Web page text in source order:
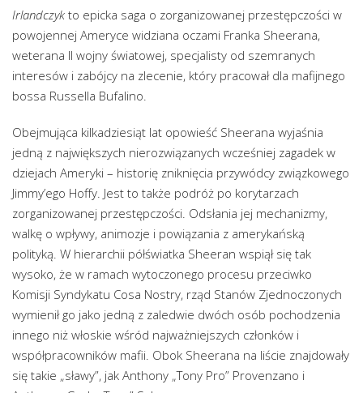
Irlandczyk to epicka saga o zorganizowanej przestępczości w
powojennej Ameryce widziana oczami Franka Sheerana,
weterana II wojny światowej, specjalisty od szemranych
interesów i zabójcy na zlecenie, który pracował dla mafijnego
bossa Russella Bufalino.
Obejmująca kilkadziesiąt lat opowieść Sheerana wyjaśnia
jedną z największych nierozwiązanych wcześniej zagadek w
dziejach Ameryki – historię zniknięcia przywódcy związkowego
Jimmy’ego Hoffy. Jest to także podróż po korytarzach
zorganizowanej przestępczości. Odsłania jej mechanizmy,
walkę o wpływy, animozje i powiązania z amerykańską
polityką. W hierarchii półświatka Sheeran wspiął się tak
wysoko, że w ramach wytoczonego procesu przeciwko
Komisji Syndykatu Cosa Nostry, rząd Stanów Zjednoczonych
wymienił go jako jedną z zaledwie dwóch osób pochodzenia
innego niż włoskie wśród najważniejszych członków i
współpracowników mafii. Obok Sheerana na liście znajdowały
się takie „sławy”, jak Anthony „Tony Pro” Provenzano i